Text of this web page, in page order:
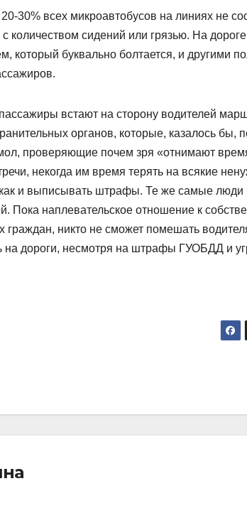
30% всех микроавтобусов на линиях не
количеством сидений или грязью. На
который буквально болтается, и другими
встают на сторону водителей
органов, которые, казалось бы,
проверяющие почем зря «отнимают
некогда им время терять на всякие
как и выписывать штрафы. Те же самые люди
Пока наплевательское отношение к
граждан, никто не сможет помешать
дороги, несмотря на штрафы ГУОБДД и